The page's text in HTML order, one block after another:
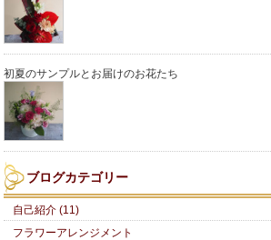
初夏のサンプルとお届けのお花たち
ブログカテゴリー
自己紹介 (11)
フラワーアレンジメント